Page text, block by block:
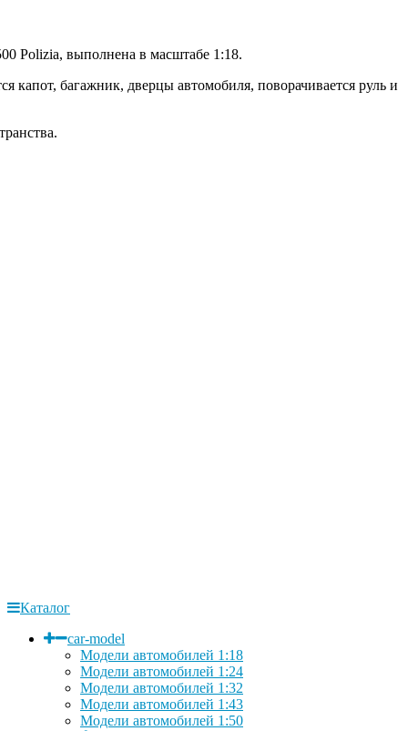
Polizia, выполнена в масштабе 1:18.
багажник, дверцы автомобиля, поворачивается руль и
Каталог
car-model
Модели автомобилей 1:18
Модели автомобилей 1:24
Модели автомобилей 1:32
Модели автомобилей 1:43
Модели автомобилей 1:50